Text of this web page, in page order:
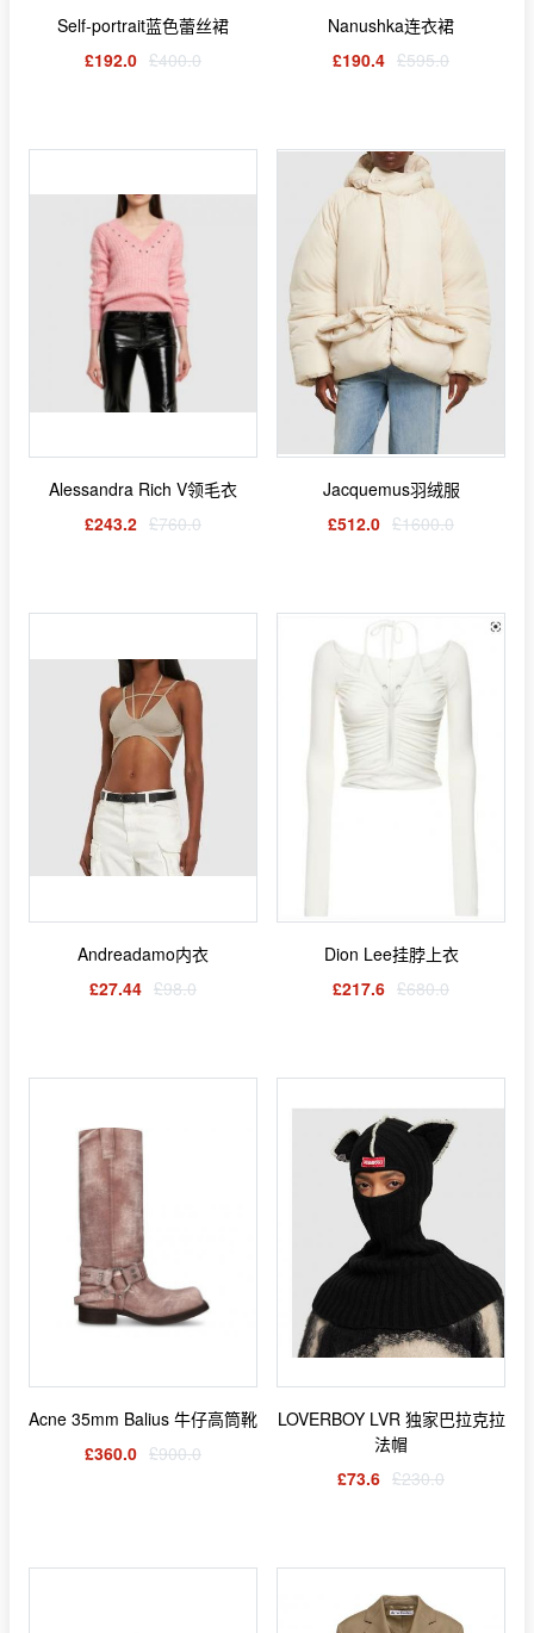
Self-portrait蓝色蕾丝裙
£192.0 £400.0
Nanushka连衣裙
£190.4 £595.0
Alessandra Rich V领毛衣
£243.2 £760.0
Jacquemus羽绒服
£512.0 £1600.0
Andreadamo内衣
£27.44 £98.0
Dion Lee挂脖上衣
£217.6 £680.0
Acne 35mm Balius 牛仔高筒靴
£360.0 £900.0
LOVERBOY LVR 独家巴拉克拉
法帽
£73.6 £230.0